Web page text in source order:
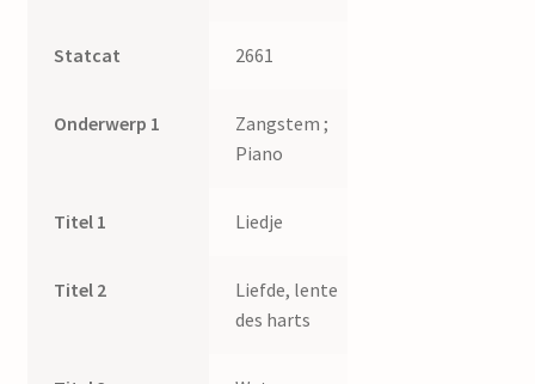
Statcat 2661
Onderwerp 1
Zangstem ;
Piano
Titel 1 Liedje
Titel 2
Liefde, lente
des harts